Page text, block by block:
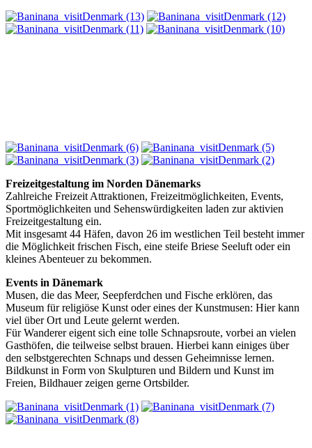
Freizeitgestaltung im Norden Dänemarks
Zahlreiche Freizeit Attraktionen, Freizeitmöglichkeiten, Events,
Sportmöglichkeiten und Sehenswürdigkeiten laden zur aktivien
Freizeitgestaltung ein.
Mit insgesamt 44 Häfen, davon 26 im westlichen Teil besteht immer
die Möglichkeit frischen Fisch, eine steife Briese Seeluft oder ein
kleines Abenteuer zu bekommen.
Events in Dänemark
Musen, die das Meer, Seepferdchen und Fische erklören, das
Museum für religiöse Kunst oder eines der Kunstmusen: Hier kann
viel über Ort und Leute gelernt werden.
Für Wanderer eigent sich eine tolle Schnapsroute, vorbei an vielen
Gasthöfen, die teilweise selbst brauen. Hierbei kann einiges über
den selbstgerechten Schnaps und dessen Geheimnisse lernen.
Bildkunst in Form von Skulpturen und Bildern und Kunst im
Freien, Bildhauer zeigen gerne Ortsbilder.